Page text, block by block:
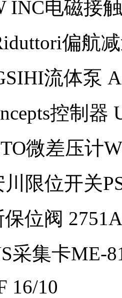
INC电磁接
偏航
流体泵
控制器
微差压计
川限位开关
保位阀
采集卡ME-
16/10